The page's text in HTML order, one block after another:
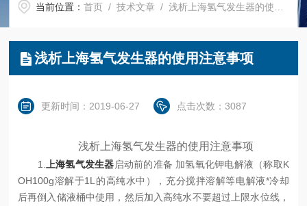
当前位置：首页 /技术文章 / 浅析上海氢气发生器的使用注意事项
浅析上海氢气发生器的使用注意事项
更新时间：2019-06-27 点击次数：3087
浅析上海氢气发生器的使用注意事项
1. 上海氢气发生器启动前的准备 加氢氧化钾电解液（称取K
OH100g溶解于1L的高纯水中），充分搅拌溶解等电解液*冷却
后再倒入储液桶中使用，然后加入高纯水不要超过上限水位线，